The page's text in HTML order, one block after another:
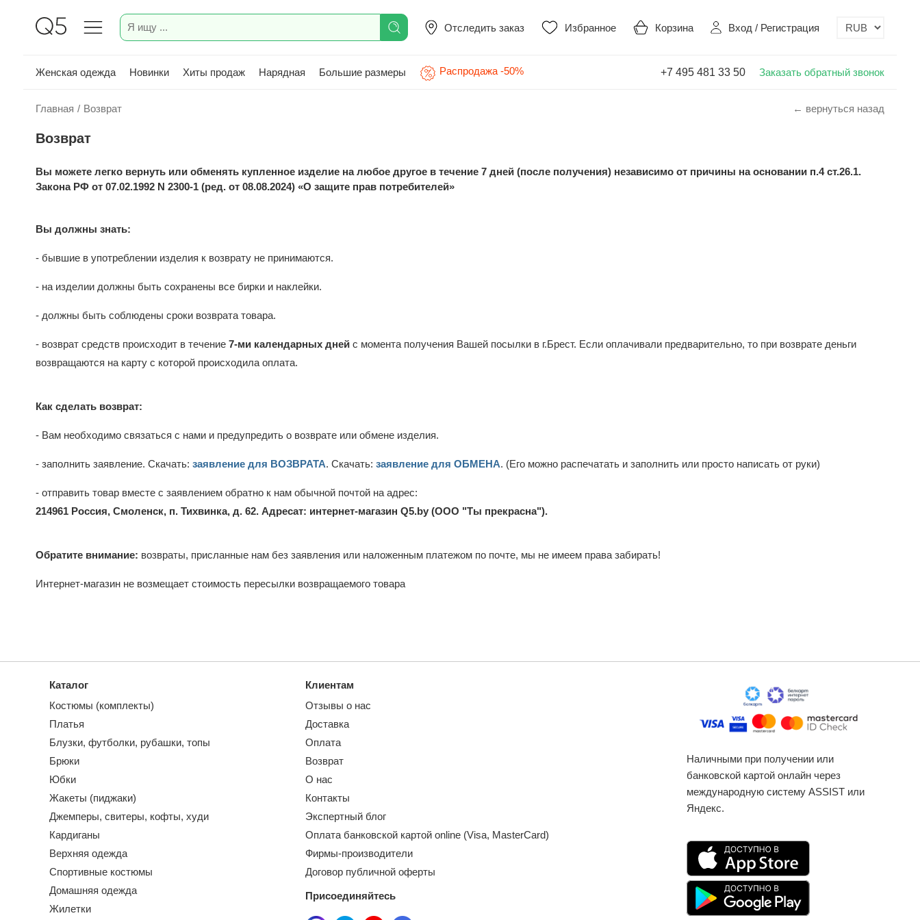
Отследить заказ Избранное Корзина Вход / Регистрация
Женская одежда Новинки Хиты продаж Нарядная Большие размеры Распродажа -50% +7 495 481 33 50 Заказать обратный звонок
Главная / Возврат ← вернуться назад
Возврат
Вы можете легко вернуть или обменять купленное изделие на любое другое в течение 7 дней (после получения) независимо от причины на основании п.4 ст.26.1.
Закона РФ от 07.02.1992 N 2300-1 (ред. от 08.08.2024) «О защите прав потребителей»
Вы должны знать:
- бывшие в употреблении изделия к возврату не принимаются.
- на изделии должны быть сохранены все бирки и наклейки.
- должны быть соблюдены сроки возврата товара.
- возврат средств происходит в течение 7-ми календарных дней с момента получения Вашей посылки в г.Брест. Если оплачивали предварительно, то при возврате деньги
возвращаются на карту с которой происходила оплата.
Как сделать возврат:
- Вам необходимо связаться с нами и предупредить о возврате или обмене изделия.
- заполнить заявление. Скачать: заявление для ВОЗВРАТА. Скачать: заявление для ОБМЕНА. (Его можно распечатать и заполнить или просто написать от руки)
- отправить товар вместе с заявлением обратно к нам обычной почтой на адрес:
214961 Россия, Смоленск, п. Тихвинка, д. 62. Адресат: интернет-магазин Q5.by (ООО "Ты прекрасна").
Обратите внимание: возвраты, присланные нам без заявления или наложенным платежом по почте, мы не имеем права забирать!
Интернет-магазин не возмещает стоимость пересылки возвращаемого товара
Каталог
Костюмы (комплекты)
Платья
Блузки, футболки, рубашки, топы
Брюки
Юбки
Жакеты (пиджаки)
Джемперы, свитеры, кофты, худи
Кардиганы
Верхняя одежда
Спортивные костюмы
Домашняя одежда
Жилетки
Клиентам
Отзывы о нас
Доставка
Оплата
Возврат
О нас
Контакты
Экспертный блог
Оплата банковской картой online (Visa, MasterCard)
Фирмы-производители
Договор публичной оферты
Присоединяйтесь
Наличными при получении или
банковской картой онлайн через
международную систему ASSIST или
Яндекс.